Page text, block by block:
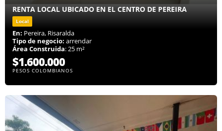
RENTA LOCAL UBICADO EN EL CENTRO DE PEREIRA
Local
En: Pereira, Risaralda
Tipo de negocio: arrendar
Área Construida: 25 m²
$1.600.000
PESOS COLOMBIANOS